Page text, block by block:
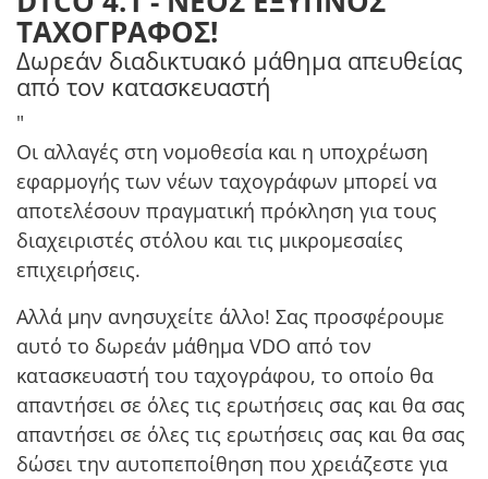
ΤΑΧΟΓΡΆΦΟΣ!
Δωρεάν διαδικτυακό μάθημα απευθείας
από τον κατασκευαστή
"
Οι αλλαγές στη νομοθεσία και η υποχρέωση
εφαρμογής των νέων ταχογράφων μπορεί να
αποτελέσουν πραγματική πρόκληση για τους
διαχειριστές στόλου και τις μικρομεσαίες
επιχειρήσεις.
Αλλά μην ανησυχείτε άλλο! Σας προσφέρουμε
αυτό το δωρεάν μάθημα VDO από τον
κατασκευαστή του ταχογράφου, το οποίο θα
απαντήσει σε όλες τις ερωτήσεις σας και θα σας
απαντήσει σε όλες τις ερωτήσεις σας και θα σας
δώσει την αυτοπεποίθηση που χρειάζεστε για